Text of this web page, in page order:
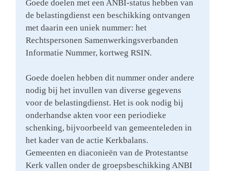
Goede doelen met een ANBI-status hebben van
de belastingdienst een beschikking ontvangen
met daarin een uniek nummer: het
Rechtspersonen Samenwerkingsverbanden
Informatie Nummer, kortweg RSIN.
Goede doelen hebben dit nummer onder andere
nodig bij het invullen van diverse gegevens
voor de belastingdienst. ​Het is ook nodig bij
onderhandse akten voor een periodieke
schenking, bijvoorbeeld van gemeenteleden in
het kader van de actie Kerkbalans.
Gemeenten en diaconieën van de Protestantse
Kerk vallen onder de groepsbeschikking ANBI